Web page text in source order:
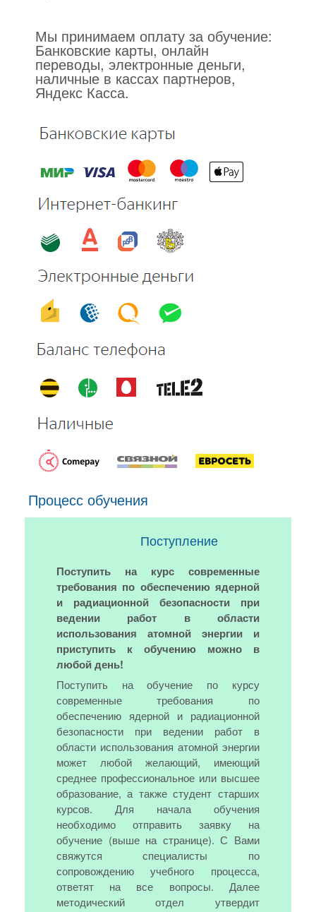
Мы принимаем оплату за обучение:
Банковские карты, онлайн
переводы, электронные деньги,
наличные в кассах партнеров,
Яндекс Касса.
Процесс обучения
Поступление
Поступить на курс современные
требования по обеспечению ядерной
и радиационной безопасности при
ведении работ в области
использования атомной энергии и
приступить к обучению можно в
любой день!
Поступить на обучение по курсу
современные требования по
обеспечению ядерной и радиационной
безопасности при ведении работ в
области использования атомной энергии
может любой желающий, имеющий
среднее профессиональное или высшее
образование, а также студент старших
курсов. Для начала обучения
необходимо отправить заявку на
обучение (выше на странице). С Вами
свяжутся специалисты по
сопровождению учебного процесса,
ответят на все вопросы. Далее
методический отдел утвердит